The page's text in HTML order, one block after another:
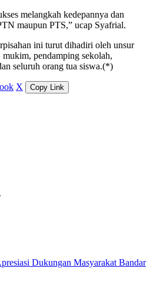
melangkah kedepannya dan
maupun PTS,” ucap Syafrial.
ini turut dihadiri oleh unsur
pendamping sekolah,
seluruh orang tua siswa.(*)
X Copy Link
Dukungan Masyarakat Bandar